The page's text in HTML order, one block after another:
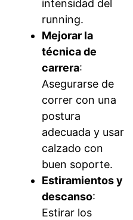
intensidad del
running.
Mejorar la
técnica de
carrera:
Asegurarse de
correr con una
postura
adecuada y usar
calzado con
buen soporte.
Estiramientos y
descanso:
Estirar los